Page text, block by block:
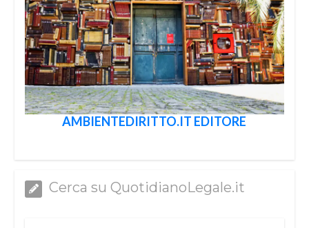
AMBIENTEDIRITTO.IT EDITORE
Cerca su QuotidianoLegale.it